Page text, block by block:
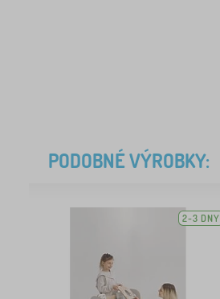
PODOBNÉ VÝROBKY:
2-3 DNY